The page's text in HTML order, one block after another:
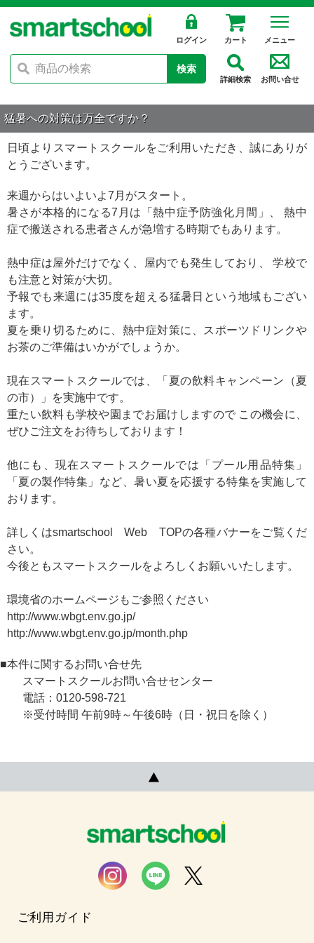
ログイン カート メニュー
検索
詳細検索 お問い合せ
猛暑への対策は万全ですか？
日頃よりスマートスクールをご利用いただき、誠にありが
とうございます。
来週からはいよいよ7月がスタート。
暑さが本格的になる7月は「熱中症予防強化月間」、 熱中
症で搬送される患者さんが急増する時期でもあります。
熱中症は屋外だけでなく、屋内でも発生しており、 学校で
も注意と対策が大切。
予報でも来週には35度を超える猛暑日という地域もござい
ます。
夏を乗り切るために、熱中症対策に、スポーツドリンクや
お茶のご準備はいかがでしょうか。
現在スマートスクールでは、「 夏の飲料キャンペーン（夏
の市）
」を実施中です。
重たい飲料も学校や園までお届けしますので この機会に、
ぜひご注文をお待ちしております！
他にも、現在スマートスクールでは「 プール用品特集 」
「 夏の製作特集 」など、暑い夏を応援する特集を実施して
おります。
詳しくはsmartschool Web TOPの各種バナーをご覧くだ
さい。
今後ともスマートスクールをよろしくお願いいたします。
環境省のホームページもご参照ください
http://www.wbgt.env.go.jp/
http://www.wbgt.env.go.jp/month.php
■本件に関するお問い合せ先
スマートスクールお問い合せセンター
電話：0120-598-721
※受付時間 午前9時～午後6時（日・祝日を除く）
ご利用ガイド